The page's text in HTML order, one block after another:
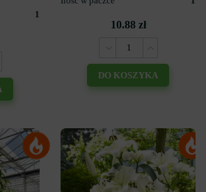
1
10.88 zł
DO KOSZYKA